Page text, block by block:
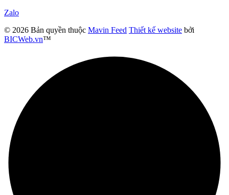
Zalo
© 2026 Bản quyền thuộc Mavin Feed Thiết kế website bởi
BICWeb.vn™